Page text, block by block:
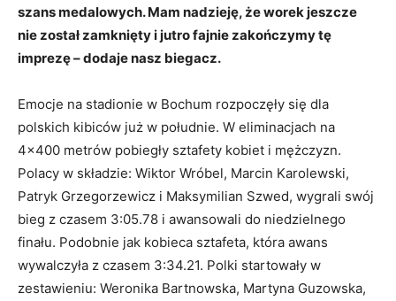
szans medalowych. Mam nadzieję, że worek jeszcze
nie został zamknięty i jutro fajnie zakończymy tę
imprezę – dodaje nasz biegacz.
Emocje na stadionie w Bochum rozpoczęły się dla
polskich kibiców już w południe. W eliminacjach na
4×400 metrów pobiegły sztafety kobiet i mężczyzn.
Polacy w składzie: Wiktor Wróbel, Marcin Karolewski,
Patryk Grzegorzewicz i Maksymilian Szwed, wygrali swój
bieg z czasem 3:05.78 i awansowali do niedzielnego
finału. Podobnie jak kobieca sztafeta, która awans
wywalczyła z czasem 3:34.21. Polki startowały w
zestawieniu: Weronika Bartnowska, Martyna Guzowska,